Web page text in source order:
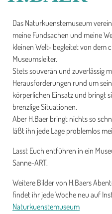
Das Naturkuenstemuseum
meine Fundsachen und meine
kleinen Welt- begleitet von dem
Museumsleiter.
Stets souverän und zuverlässig
Herausforderungen rund um
körperlichen Einsatz und bringt
brenzlige Situationen.
Aber H.Baer bringt nichts so
läßt ihn jede Lage problemlos
Lasst Euch entführen in ein
Sanne-ART.
Weitere Bilder von H.Baers
findet ihr jede Woche neu auf
Naturkuenstemuseum